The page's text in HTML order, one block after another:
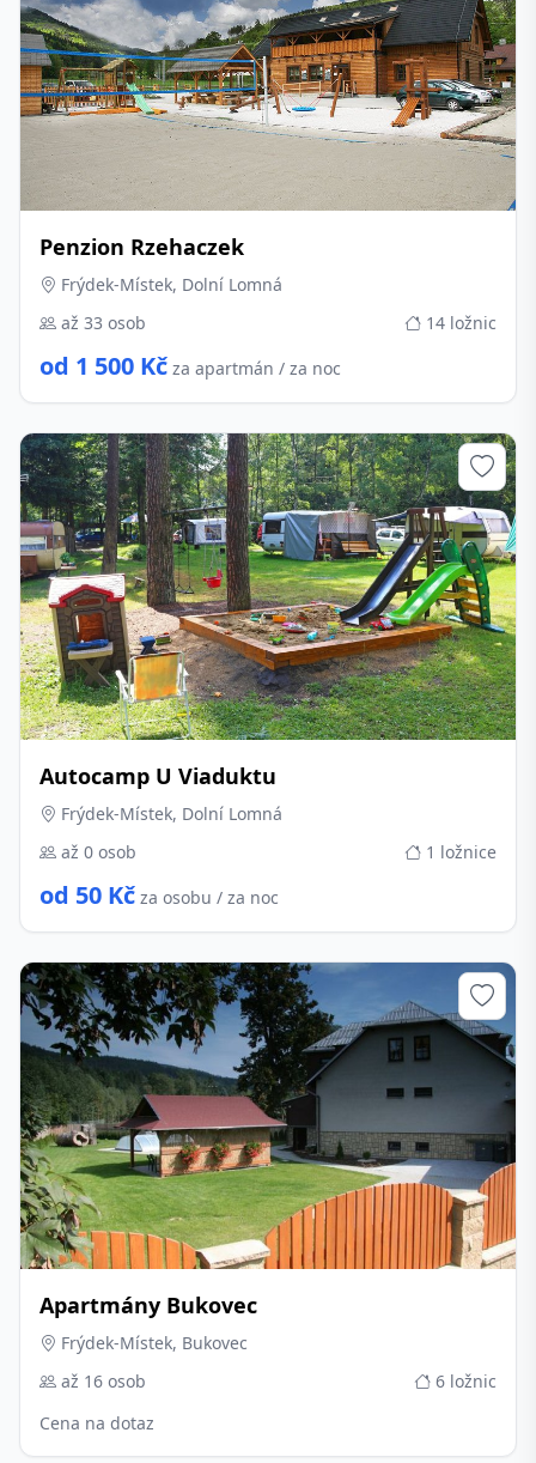
Penzion Rzehaczek
Frýdek-Místek, Dolní Lomná
až 33 osob
14 ložnic
od 1 500 Kč za apartmán / za noc
Autocamp U Viaduktu
Frýdek-Místek, Dolní Lomná
až 0 osob
1 ložnice
od 50 Kč za osobu / za noc
Apartmány Bukovec
Frýdek-Místek, Bukovec
až 16 osob
6 ložnic
Cena na dotaz